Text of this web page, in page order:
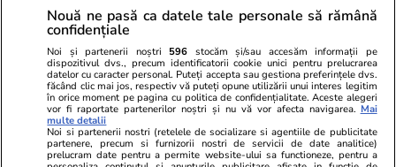
Dunăre pentru creșterea
debitului apei spre Centrala de
la Cernavodă, amânată pentru
Știri România 05 aug.
Nouă ne pasă ca datele tale personale să rămână
confidențiale
Noi și partenerii noștri 596 stocăm și/sau accesăm informații pe
dispozitivul dvs., precum identificatorii cookie unici pentru prelucrarea
datelor cu caracter personal. Puteți accepta sau gestiona preferințele dvs.
făcând clic mai jos, respectiv vă puteți opune utilizării unui interes legitim
în orice moment pe pagina cu politica de confidențialitate. Aceste alegeri
vor fi raportate partenerilor noștri și nu vă vor afecta navigarea. Mai
multe detalii
Noi si partenerii nostri (retelele de socializare si agentiile de publicitate
partenere, precum si furnizorii nostri de servicii de date analitice)
prelucram date pentru a permite website-ului sa functioneze, pentru a